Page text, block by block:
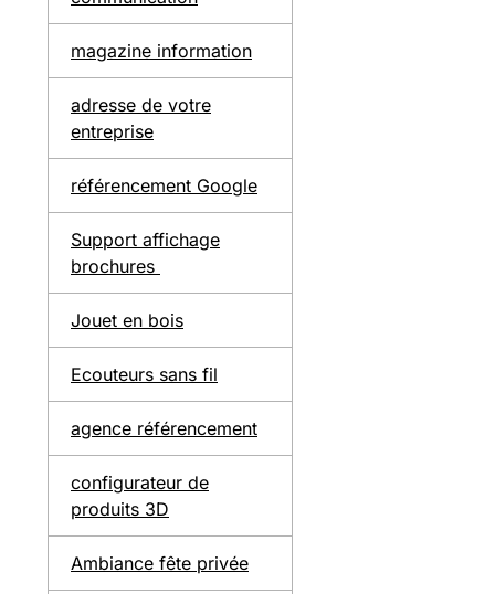
magazine information
adresse de votre
entreprise
référencement Google
Support affichage
brochures
Jouet en bois
Ecouteurs sans fil
agence référencement
configurateur de
produits 3D
Ambiance fête privée